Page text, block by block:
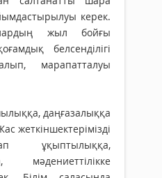
керек.
жыл бойғы
белсенділігі
марапатталуы
даңғазалыққа
жеткіншектерімізді
ұқыптылыққа,
мәдениеттілікке